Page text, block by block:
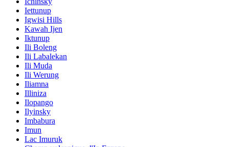
Iettunup
Igwisi Hills
Kawah Ijen
Iktunup
Ili Boleng
Ili Labalekan
Ili Muda
Ili Werung
Iliamna
Illiniza
Ilopango
Ilyinsky
Imbabura
Imun
Lac Imuruk